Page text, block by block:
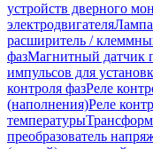
устройств дверного
электродвигателяЛампа
расширитель /
фазМагнитный датчик
импульсов для
контроля фазРеле
(наполнения)Реле
температуры
преобразователь